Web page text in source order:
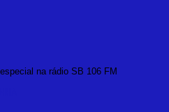
na rádio SB 106 FM